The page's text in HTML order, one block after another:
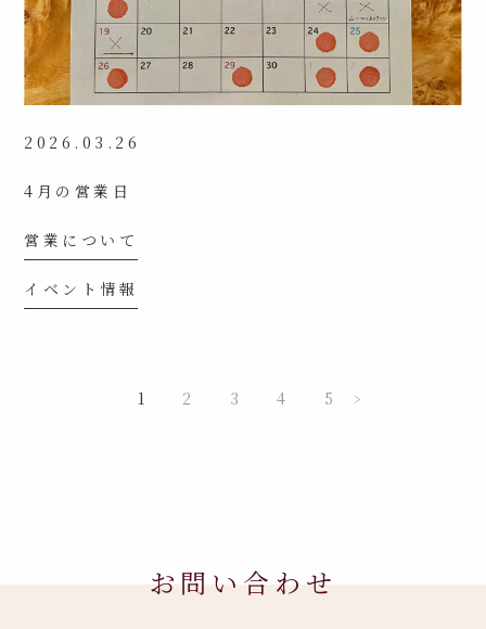
2026.03.26
4月の営業日
営業について
イベント情報
1 2 3 4 5 >
お問い合わせ